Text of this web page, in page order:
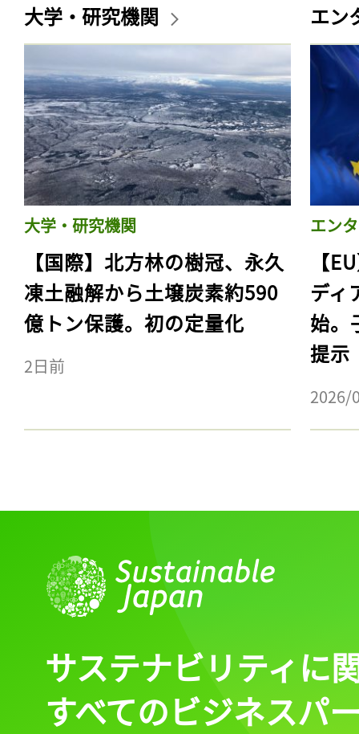
大学・研究機関
大学・研究機関
【国際】北方林の樹冠、永久
凍土融解から土壌炭素約590
億トン保護。初の定量化
2日前
エン
エン
【
ディ
始。
提示
2026/
サステナビリティに
すべてのビジネスパ